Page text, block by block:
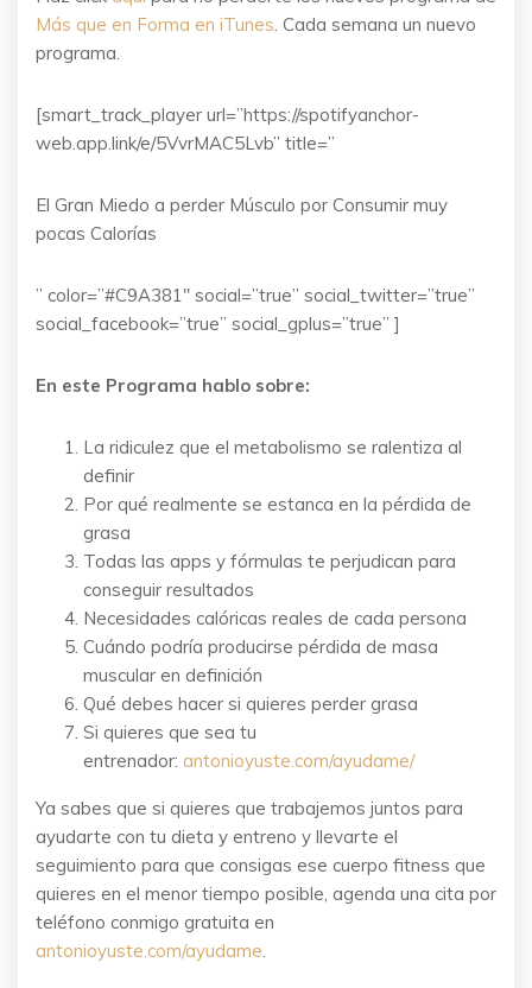
Más que en Forma en iTunes. Cada semana un nuevo
programa.
[smart_track_player url=”https://spotifyanchor-
web.app.link/e/5VvrMAC5Lvb” title=”
El Gran Miedo a perder Músculo por Consumir muy
pocas Calorías
” color=”#C9A381″ social=”true” social_twitter=”true”
social_facebook=”true” social_gplus=”true” ]
En este Programa hablo sobre:
La ridiculez que el metabolismo se ralentiza al
definir
Por qué realmente se estanca en la pérdida de
grasa
Todas las apps y fórmulas te perjudican para
conseguir resultados
Necesidades calóricas reales de cada persona
Cuándo podría producirse pérdida de masa
muscular en definición
Qué debes hacer si quieres perder grasa
Si quieres que sea tu
entrenador: antonioyuste.com/ayudame/
Ya sabes que si quieres que trabajemos juntos para
ayudarte con tu dieta y entreno y llevarte el
seguimiento para que consigas ese cuerpo fitness que
quieres en el menor tiempo posible, agenda una cita por
teléfono conmigo gratuita en
antonioyuste.com/ayudame.